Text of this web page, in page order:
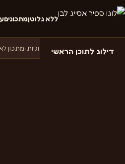
דילוג לתוכן הראשי
ללא גלוטןמתכונים
דף הבית›מתכונים ›מתכונים לעוגיות›מתכון